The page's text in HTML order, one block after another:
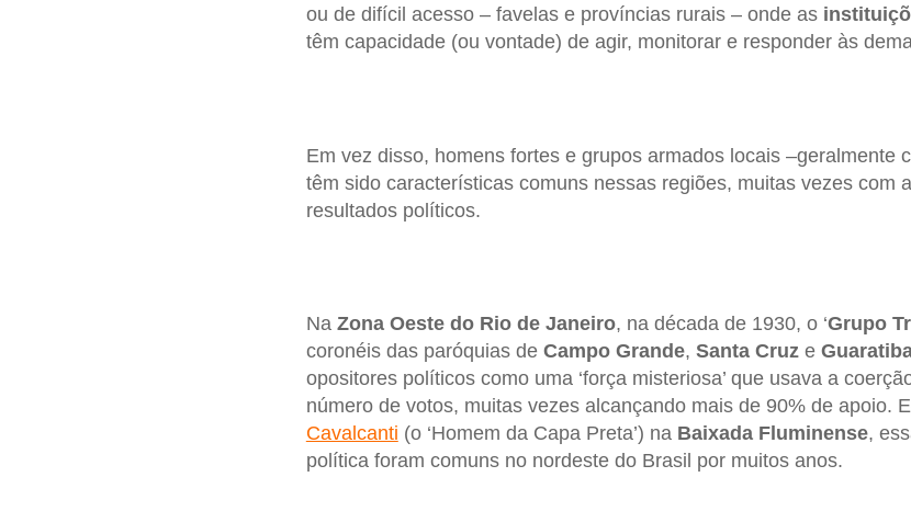
ou de difícil acesso – favelas e províncias rurais – onde as
têm capacidade (ou vontade) de agir, monitorar e responder às
Em vez disso, homens fortes e grupos armados locais –geralmente
têm sido características comuns nessas regiões, muitas vezes com
resultados políticos.
Na Zona Oeste do Rio de Janeiro, na década de 1930, o ‘Grupo
coronéis das paróquias de Campo Grande, Santa Cruze
opositores políticos como uma ‘força misteriosa’ que usava a
número de votos, muitas vezes alcançando mais de 90% de apoio.
Cavalcanti (o ‘Homem da Capa Preta’) na Baixada Fluminense,
política foram comuns no nordeste do Brasil por muitos anos.